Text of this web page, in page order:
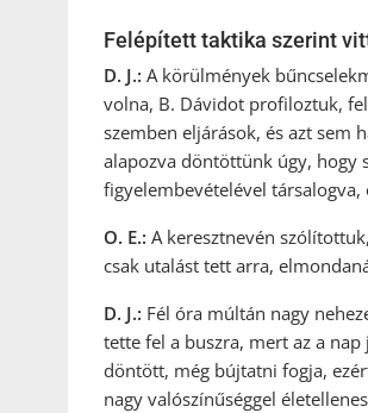
Felépített taktika szerint
D. J.: A körülmények
volna, B. Dávidot profiloztuk,
szemben eljárások, és azt sem
alapozva döntöttünk úgy, hogy
figyelembevételével
O. E.: A keresztnevén
csak utalást tett arra,
D. J.: Fél óra múltán nagy
tette fel a buszra, mert az a
döntött, még bújtatni fogja,
nagy valószínűséggel